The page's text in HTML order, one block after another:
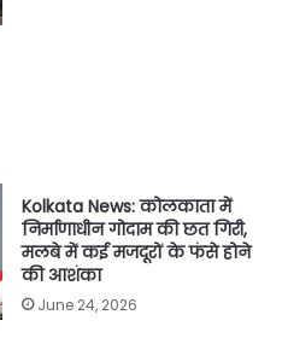
Kolkata News: कोलकाता में
निर्माणाधीन गोदाम की छत गिरी,
मलबे में कई मजदूरों के फंसे होने
की आशंका
June 24, 2026